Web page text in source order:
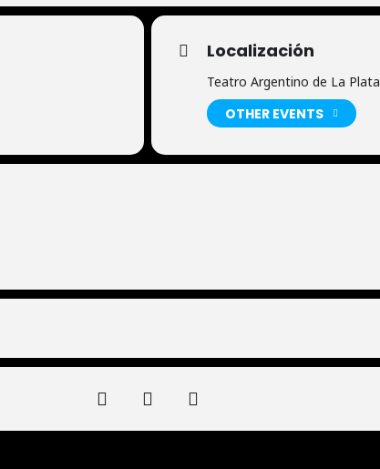
Localización
Teatro Argentino de La Plata
OTHER EVENTS